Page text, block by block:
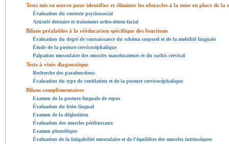
Tests mis en œuvre pour identifier et éliminer les obstacles à la mise en place de la
Évaluation du contexte psychosocial
Articulé dentaire et traitement ortho-dento-facial
Bilans préalables à la rééducation spécifique des fonctions
Évaluation du degré de connaissance du schéma corporel et de la mobilité linguale
Étude de la posture cervicocéphalique
Palpation musculaire des muscles manducateurs et du rachis cervical
Tests à visée diagnostique
Recherche des parafonctions
Évaluation du type de ventilation et de la posture cervicocéphalique
Bilans complémentaires
Examen de la posture linguale de repos
Évaluation du frein lingual
Examen de la déglutition
Évaluation des muscles péribuccaux
Examen phonétique
Évaluation de la fatigabilité musculaire et de l'équilibre des muscles intrinsèques